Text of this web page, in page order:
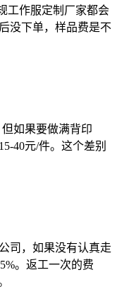
工作服定制厂家都会
没下单，样品费是不
如果要做满背印
40元/件。这个差别
司，如果没有认真走
。返工一次的费